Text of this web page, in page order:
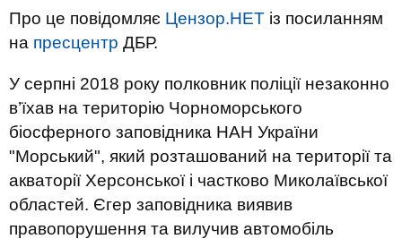
Про це повідомляє Цензор.НЕТ із посиланням
на пресцентр ДБР.
У серпні 2018 року полковник поліції незаконно
в’їхав на територію Чорноморського
біосферного заповідника НАН України
"Морський", який розташований на території та
акваторії Херсонської і частково Миколаївської
областей. Єгер заповідника виявив
правопорушення та вилучив автомобіль